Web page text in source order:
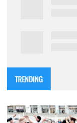
TRENDING